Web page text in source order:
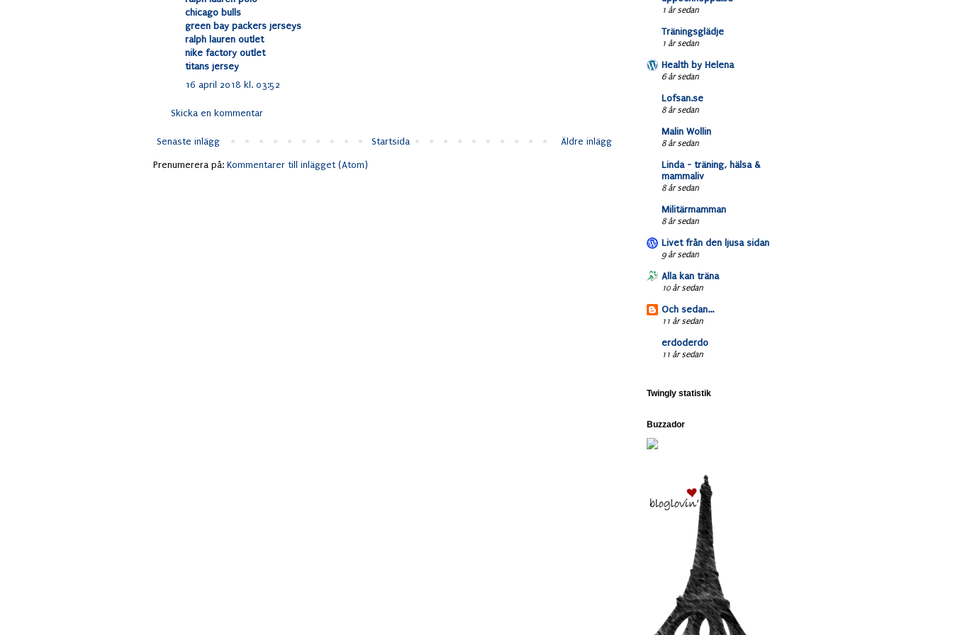
chicago bulls
green bay packers jerseys
ralph lauren outlet
nike factory outlet
titans jersey
16 april 2018 kl. 03:52
Skicka en kommentar
Senaste inlägg Äldre inlägg
Startsida
Prenumerera på: Kommentarer till inlägget (Atom)
1 år sedan
Träningsglädje
1 år sedan
Health by Helena
6 år sedan
Lofsan.se
8 år sedan
Malin Wollin
8 år sedan
Linda - träning, hälsa &
mammaliv
8 år sedan
Militärmamman
8 år sedan
Livet från den ljusa sidan
9 år sedan
Alla kan träna
10 år sedan
Och sedan...
11 år sedan
erdoderdo
11 år sedan
Twingly statistik
Buzzador